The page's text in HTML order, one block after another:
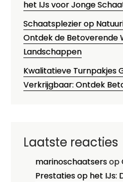
het IJs voor Jonge
Schaatsplezier op
Ontdek de Betoverende
Landschappen
Kwalitatieve Turnpakjes
Verkrijgbaar: Ontdek
Laatste reacties
marinoschaatsersop
Prestaties op het IJs: